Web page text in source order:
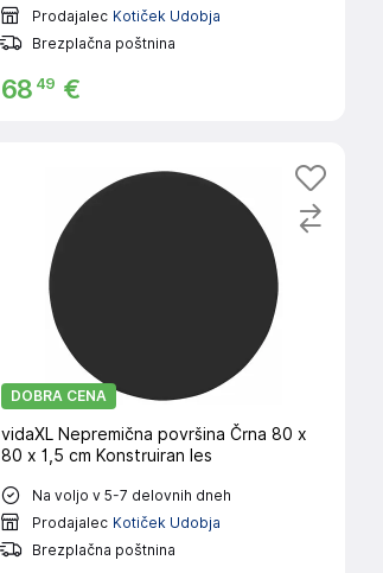
Prodajalec Kotiček Udobja
Brezplačna poštnina
68 49 €
DOBRA CENA
vidaXL Nepremična površina Črna 80 x
80 x 1,5 cm Konstruiran les
Na voljo v 5-7 delovnih dneh
Prodajalec Kotiček Udobja
Brezplačna poštnina